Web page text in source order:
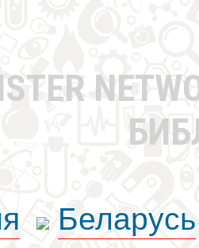
Беларусь